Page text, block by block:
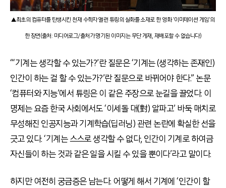
▲최초의 컴퓨터를 탄생시킨 천재 수학자 앨런 튜링의 실화를 소재로 한 영화 '이미테이션 게임'의
한 장면(출처: 미디어로그/출처가 명기된 이미지는 무단 게재, 재배포할 수 없습니다)
“‘기계는 생각할 수 있는가?’란 질문은 ‘기계는 (생각하는 존재인)
인간이 하는 걸 할 수 있는가?’란 질문으로 바뀌어야 한다.” 논문
‘컴퓨터와 지능’에서 튜링은 이 같은 주장으로 눈길을 끌었다. 이
명제는 요즘 한국 사회에서도 ‘이세돌 대(對) 알파고’ 바둑 매치로
무성해진 인공지능과 기계학습(딥러닝) 관련 논란에 확실한 선을
긋고 있다. ‘기계는 스스로 생각할 수 없다, 인간이 기계로 하여금
자신들이 하는 것과 같은 일을 시킬 수 있을 뿐이다’라고 말이다.
하지만 여전히 궁금증은 남는다. 어떻게 해서 기계에 ‘인간이 할